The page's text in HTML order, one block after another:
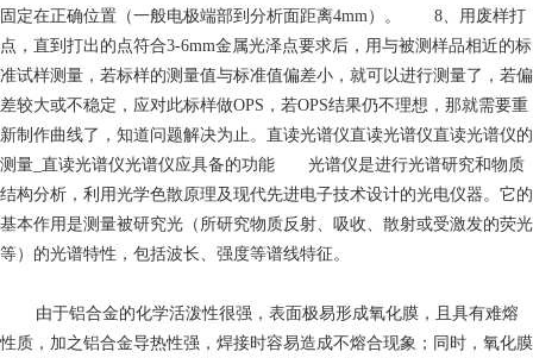
固定在正确位置（一般电极端部到分析面距离4mm）。 8、用废样打
点，直到打出的点符合3-6mm金属光泽点要求后，用与被测样品相近的标
准试样测量，若标样的测量值与标准值偏差小，就可以进行测量了，若偏
差较大或不稳定，应对此标样做OPS，若OPS结果仍不理想，那就需要重
新制作曲线了，知道问题解决为止。直读光谱仪直读光谱仪直读光谱仪的
测量_直读光谱仪光谱仪应具备的功能 光谱仪是进行光谱研究和物质
结构分析，利用光学色散原理及现代先进电子技术设计的光电仪器。它的
基本作用是测量被研究光（所研究物质反射、吸收、散射或受激发的荧光
等）的光谱特性，包括波长、强度等谱线特征。
由于铝合金的化学活泼性很强，表面极易形成氧化膜，且具有难熔
性质，加之铝合金导热性强，焊接时容易造成不熔合现象；同时，氧化膜